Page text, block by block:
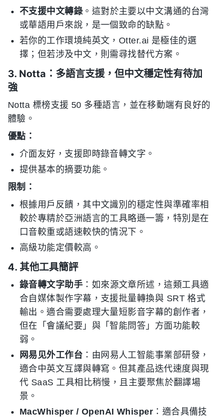
不支援中文轉錄 。這對於主要以中文溝通的台灣
或華語用戶來說，是一個致命的缺點。
若你的工作環境純英文，Otter.ai 是極佳的選
擇；但若涉及中文，則需尋找替代方案。
3. Notta：多語言支援，但中文穩定性有待加
強
Notta 標榜支援 50 多種語言，並在移動端有良好的
體驗。
優點：
介面友好，支援即時錄音轉文字。
提供基本的摘要功能。
限制：
根據用戶反饋，其中文識別的穩定性與準確率相
較於專精於亞洲語言的工具略遜一籌，特別是在
口音較重或語速較快的情況下。
高級功能定價較高。
4. 其他工具簡評
錄音轉文字助手 ：如來源文章所述，這類工具適
合自媒体製作字幕，支援批量轉換與 SRT 格式
輸出。適合需要處理大量短影音字幕的創作者，
但在「會議紀要」與「智能問答」方面功能較
弱。
网易见外工作台 ：由网易人工智能事業部研發，
適合中英文互譯與轉寫。但其產品迭代速度與現
代 SaaS 工具相比稍慢，且主要聚焦於翻譯場
景。
MacWhisper / OpenAI Whisper ：適合具備技